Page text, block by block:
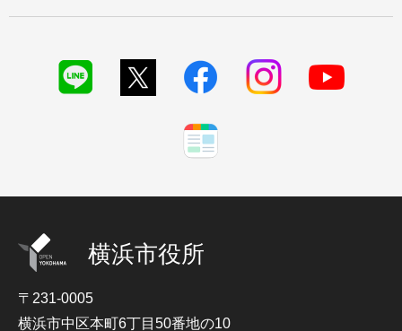
横浜市役所
〒231-0005
横浜市中区本町6丁目50番地の10